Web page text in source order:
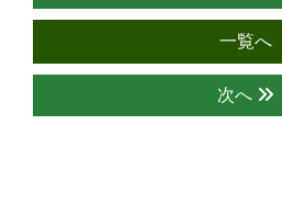
一覧へ
次へ